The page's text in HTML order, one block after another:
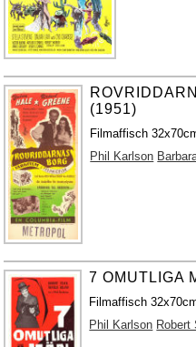
(1951)
Filmaffisch
Phil Karlson
7 OMUTLIGA
Filmaffisch
Phil Karlson Robert